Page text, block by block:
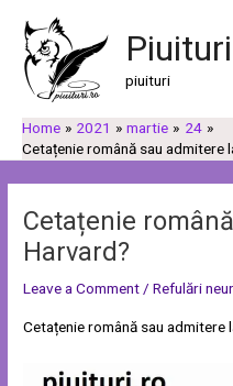
content
Piuituri
piuituri
Home 2021 martie
24
Cetațenie română sau admitere
Cetațenie
Harvard?
Leave a Comment/Refulări
Cetațenie română sau admitere
navigation
a
u
ă
a
t
g
o
i